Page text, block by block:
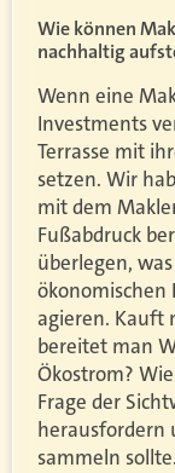
Wie können
nachhaltig
Wenn eine
Investments
Terrasse mit
setzen. Wir
mit dem
Fußabdruck
überlegen,
ökonomischen
agieren. Kauft
bereitet man
Ökostrom?
Frage der
herausfordern
sammeln sollte.